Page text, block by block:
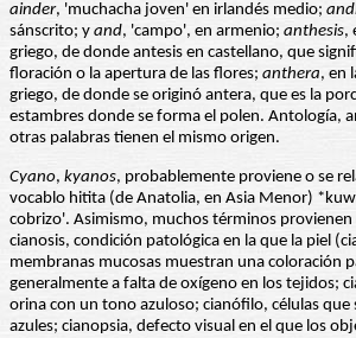
ainder, 'muchacha joven' en irlandés medio;
sánscrito; y and, 'campo', en armenio; anthesis,
griego, de donde antesis en castellano, que
floración o la apertura de las flores; anthera, en
griego, de donde se originó antera, que es la
estambres donde se forma el polen. Antología,
otras palabras tienen el mismo origen.
Cyano, kyanos, probablemente proviene o se
vocablo hitita (de Anatolia, en Asia Menor)
cobrizo'. Asimismo, muchos términos provienen
cianosis, condición patológica en la que la piel
membranas mucosas muestran una coloración
generalmente a falta de oxígeno en los tejidos;
orina con un tono azuloso; cianófilo, células que
azules; cianopsia, defecto visual en el que los